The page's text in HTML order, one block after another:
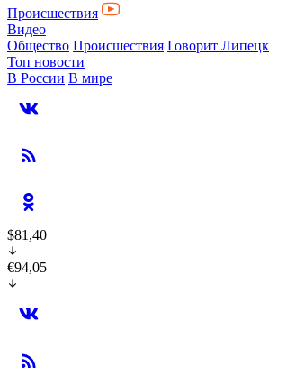
Происшествия
Видео
Общество Происшествия Говорит Липецк
Топ новости
В России В мире
$81,40
€94,05